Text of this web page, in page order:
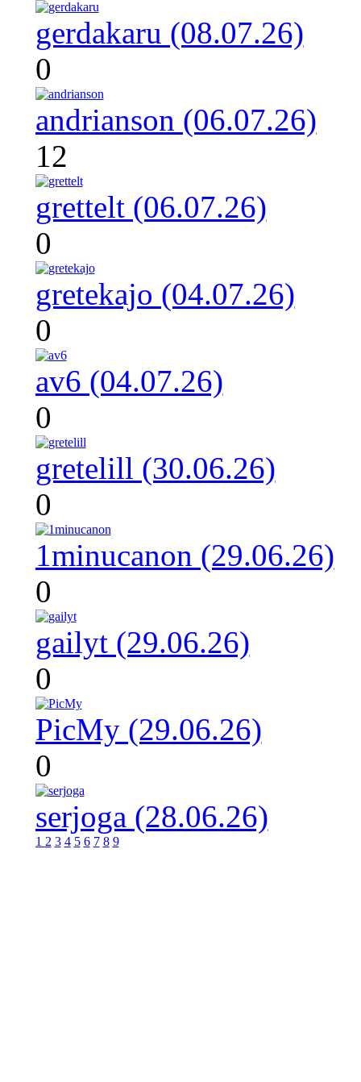
gerdakaru (08.07.26)
0
andrianson (06.07.26)
12
grettelt (06.07.26)
0
gretekajo (04.07.26)
0
av6 (04.07.26)
0
gretelill (30.06.26)
0
1minucanon (29.06.26)
0
gailyt (29.06.26)
0
PicMy (29.06.26)
0
serjoga (28.06.26)
1 2 3 4 5 6 7 8 9